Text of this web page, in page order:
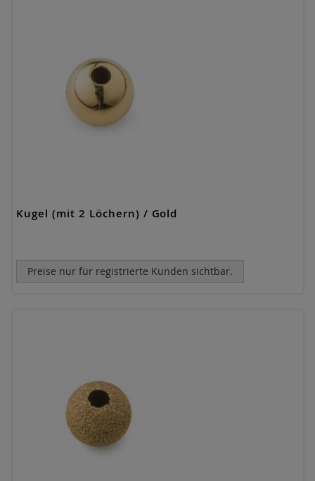
Kugel (mit 2 Löchern) / Gold
Preise nur für registrierte Kunden sichtbar.